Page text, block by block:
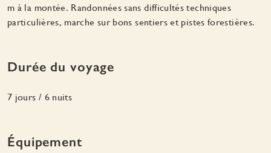
m à la montée. Randonnées sans difficultés techniques
particulières, marche sur bons sentiers et pistes forestières.
Durée du voyage
7 jours / 6 nuits
Équipement